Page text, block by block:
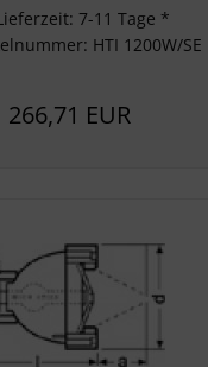
7-11 Tage *
HTI 1200W/SE
266,71 EUR